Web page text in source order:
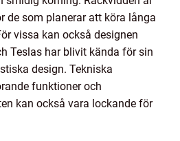
de som planerar att köra långa
vissa kan också designen
Teslas har blivit kända för sin
design. Tekniska
funktioner och
kan också vara lockande för